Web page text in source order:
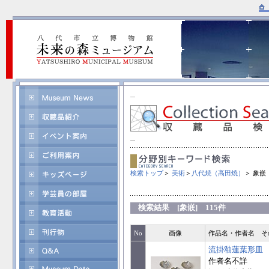
検索トップ＞ 美術＞ 八代焼（高田焼） ＞ 象嵌
検索結果 [象嵌] 115件
No 画像 作品名・作者名 そ
流掛釉蓮葉形皿
作者名不詳